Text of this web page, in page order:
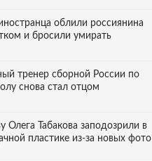
облили россиянина
и бросили умирать
тренер сборной России по
снова стал отцом
Олега Табакова заподозрили в
пластике из-за новых фото